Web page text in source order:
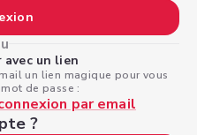
avec un lien
un lien magique pour vous
de passe :
par email
?